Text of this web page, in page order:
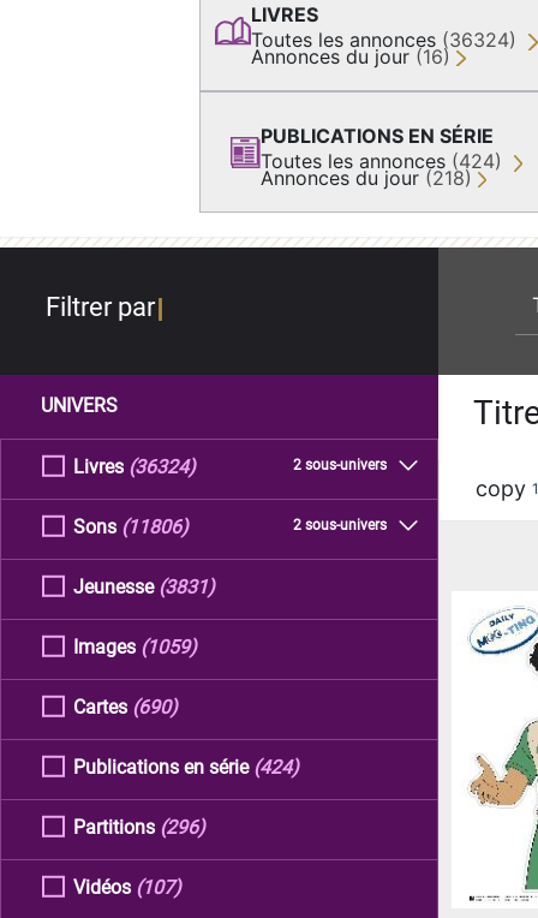
LIVRES
Toutes les annonces (36324)
Annonces du jour (16)
PUBLICATIONS EN SÉRIE
Toutes les annonces (424)
Annonces du jour (218)
Filtrer par
UNIVERS
Livres 2 sous-univers
(36324)
Sons 2 sous-univers
(11806)
Jeunesse (3831)
Images (1059)
Cartes (690)
Publications en série (424)
Partitions (296)
Vidéos (107)
copy